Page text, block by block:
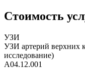
Стоимость
УЗИ
УЗИ артерий верхних
исследование)
A04.12.001